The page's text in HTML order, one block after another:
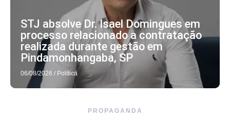
STJ absolve Dr. Isael Domingues em
processo relacionado a contratação
realizada durante gestão em
Pindamonhangaba, SP
06/08/2026 / Política
PROPAGANDA